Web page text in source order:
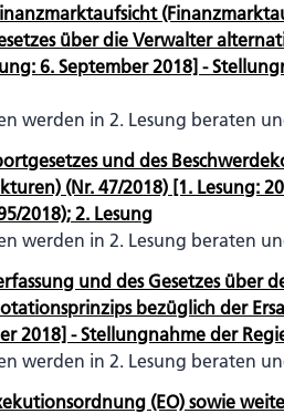
über die Verwalter
6. September 2018] -
werden in 2. Lesung beraten
und des
(Nr. 47/2018) [1. Lesung:
2018); 2. Lesung
werden in 2. Lesung beraten
und des Gesetzes über
bezüglich der
2018] - Stellungnahme der
werden in 2. Lesung beraten
(EO) sowie